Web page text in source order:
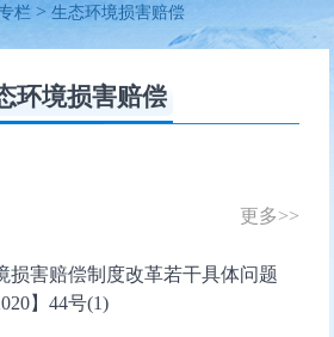
栏 >生态环境损害赔偿
环境损害赔偿
更多>>
损害赔偿制度改革若干具体问题
】44号(1)